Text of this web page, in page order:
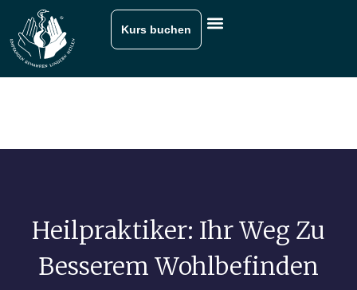
Kurs buchen
Heilpraktiker: Ihr Weg Zu
Besserem Wohlbefinden